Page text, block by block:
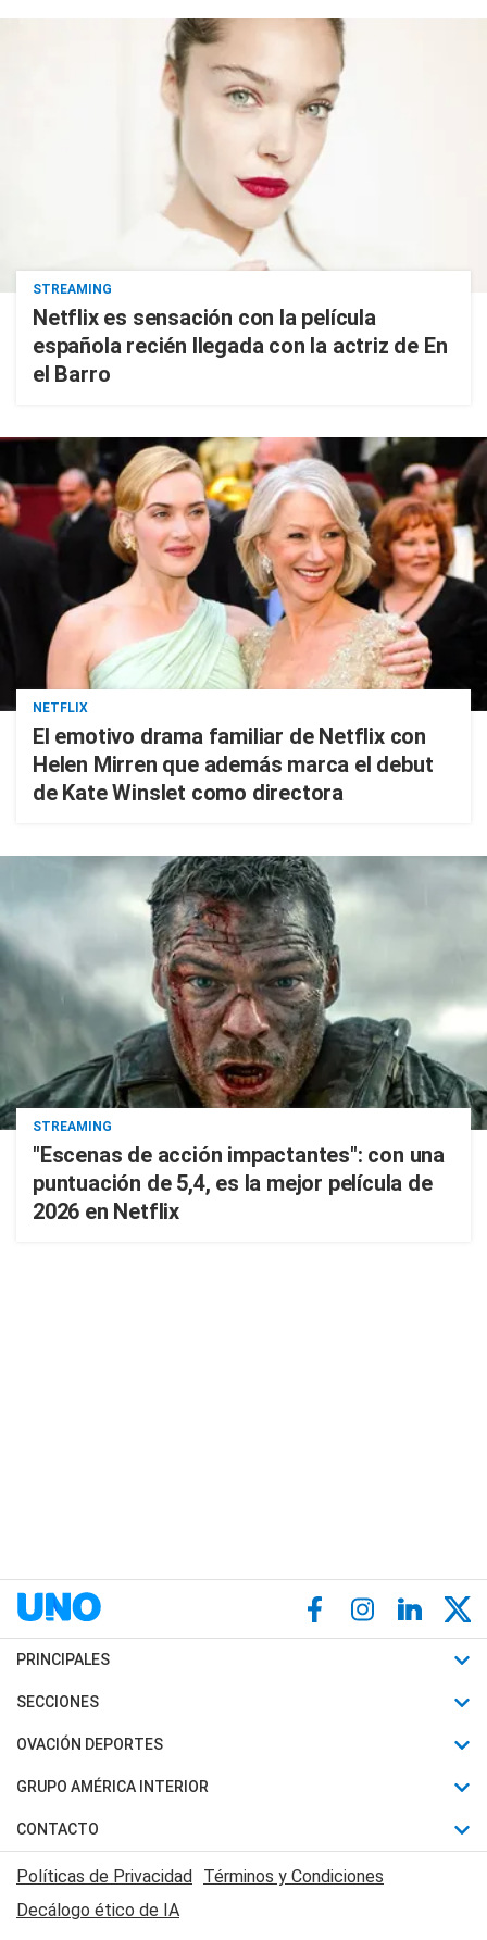
STREAMING
Netflix es sensación con la película
española recién llegada con la actriz de En
el Barro
NETFLIX
El emotivo drama familiar de Netflix con
Helen Mirren que además marca el debut
de Kate Winslet como directora
STREAMING
"Escenas de acción impactantes": con una
puntuación de 5,4, es la mejor película de
2026 en Netflix
PRINCIPALES
Últimas Noticias
Política
Judiciales
Economia
SECCIONES
Horóscopo
Motores
Trucos caseros
Series y Películas
Edictos y Solicitadas
OVACIÓN DEPORTES
Fútbol
Mundial
Automovilismo
Rugby
GRUPO AMÉRICA INTERIOR
Canal 7 en Vivo
CONTACTO
Acerca de Nosotros
Contactanos
Políticas de Privacidad Términos y Condiciones
Decálogo ético de IA